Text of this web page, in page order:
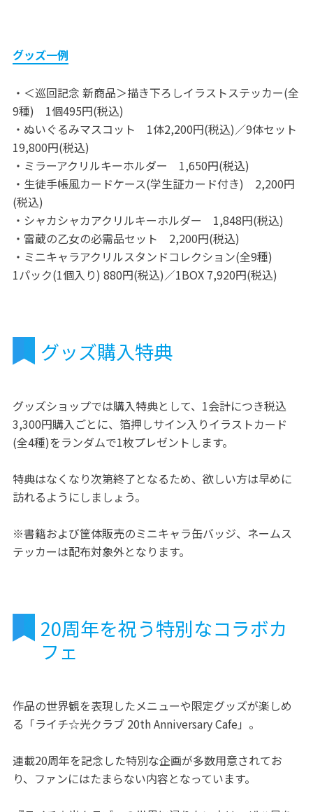
グッズ一例
・＜巡回記念 新商品＞描き下ろしイラストステッカー(全
9種) 1個495円(税込)
・ぬいぐるみマスコット 1体2,200円(税込)／9体セット
19,800円(税込)
・ミラーアクリルキーホルダー 1,650円(税込)
・生徒手帳風カードケース(学生証カード付き) 2,200円
(税込)
・シャカシャカアクリルキーホルダー 1,848円(税込)
・雷蔵の乙女の必需品セット 2,200円(税込)
・ミニキャラアクリルスタンドコレクション(全9種)
1パック(1個入り) 880円(税込)／1BOX 7,920円(税込)
グッズ購入特典
グッズショップでは購入特典として、1会計につき税込
3,300円購入ごとに、箔押しサイン入りイラストカード
(全4種)をランダムで1枚プレゼントします。
特典はなくなり次第終了となるため、欲しい方は早めに
訪れるようにしましょう。
※書籍および筐体販売のミニキャラ缶バッジ、ネームス
テッカーは配布対象外となります。
20周年を祝う特別なコラボカ
フェ
作品の世界観を表現したメニューや限定グッズが楽しめ
る「ライチ☆光クラブ 20th Anniversary Cafe」。
連載20周年を記念した特別な企画が多数用意されてお
り、ファンにはたまらない内容となっています。